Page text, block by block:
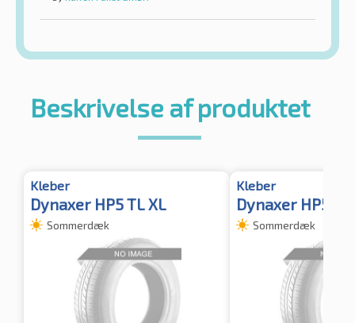
Beskrivelse af produktet
Kleber
Dynaxer HP5 TL XL
Sommerdæk
Kleber
Dynaxer HP5
Sommerdæk